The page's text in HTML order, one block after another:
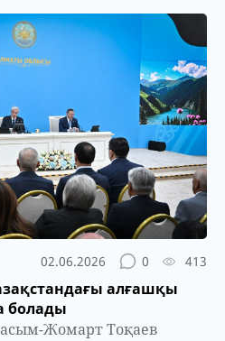
02.06.2026 0 413
алғашқы
болады
Жомарт Тоқаев